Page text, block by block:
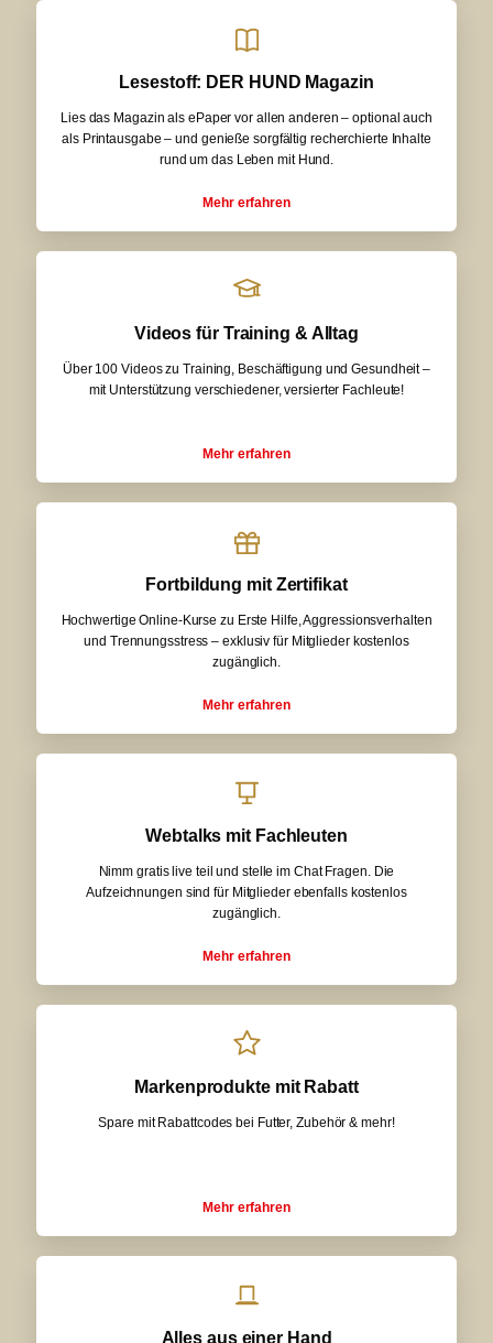
Lesestoff: DER HUND Magazin
Lies das Magazin als ePaper vor allen anderen – optional auch
als Printausgabe – und genieße sorgfältig recherchierte Inhalte
rund um das Leben mit Hund.
Mehr erfahren
Videos für Training & Alltag
Über 100 Videos zu Training, Beschäftigung und Gesundheit –
mit Unterstützung verschiedener, versierter Fachleute!
Mehr erfahren
Fortbildung mit Zertifikat
Hochwertige Online-Kurse zu Erste Hilfe, Aggressionsverhalten
und Trennungsstress – exklusiv für Mitglieder kostenlos
zugänglich.
Mehr erfahren
Webtalks mit Fachleuten
Nimm gratis live teil und stelle im Chat Fragen. Die
Aufzeichnungen sind für Mitglieder ebenfalls kostenlos
zugänglich.
Mehr erfahren
Markenprodukte mit Rabatt
Spare mit Rabattcodes bei Futter, Zubehör & mehr!
Mehr erfahren
Alles aus einer Hand